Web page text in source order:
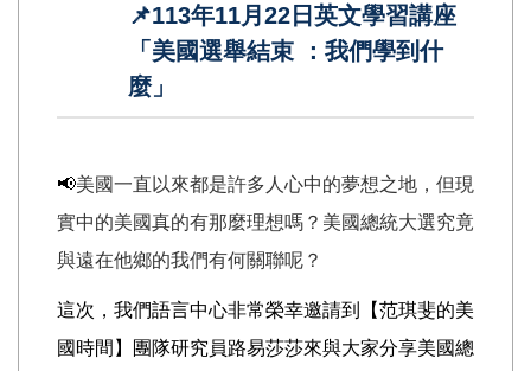
📌113年11月22日英文學習講座
「美國選舉結束 ：我們學到什
麼」
📢美國一直以來都是許多人心中的夢想之地，但現
實中的美國真的有那麼理想嗎？美國總統大選究竟
與遠在他鄉的我們有何關聯呢？
這次，我們語言中心非常榮幸邀請到【范琪斐的美
國時間】團隊研究員路易莎莎來與大家分享美國總